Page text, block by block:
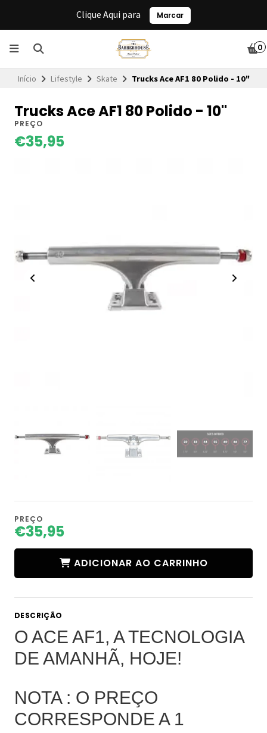
Clique Aqui para Marcar
0
Início Lifestyle Skate Trucks Ace AF1 80 Polido - 10"
Trucks Ace AF1 80 Polido - 10"
PREÇO
€35,95
PREÇO
€35,95
ADICIONAR AO CARRINHO
DESCRIÇÃO
O ACE AF1, A TECNOLOGIA
DE AMANHÃ, HOJE!
NOTA : O PREÇO
CORRESPONDE A 1